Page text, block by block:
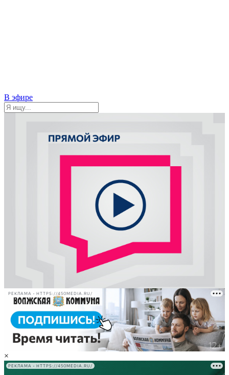
В эфире
РЕКЛАМА • HTTPS://450MEDIA.RU/
×
РЕКЛАМА • HTTPS://450MEDIA.RU/